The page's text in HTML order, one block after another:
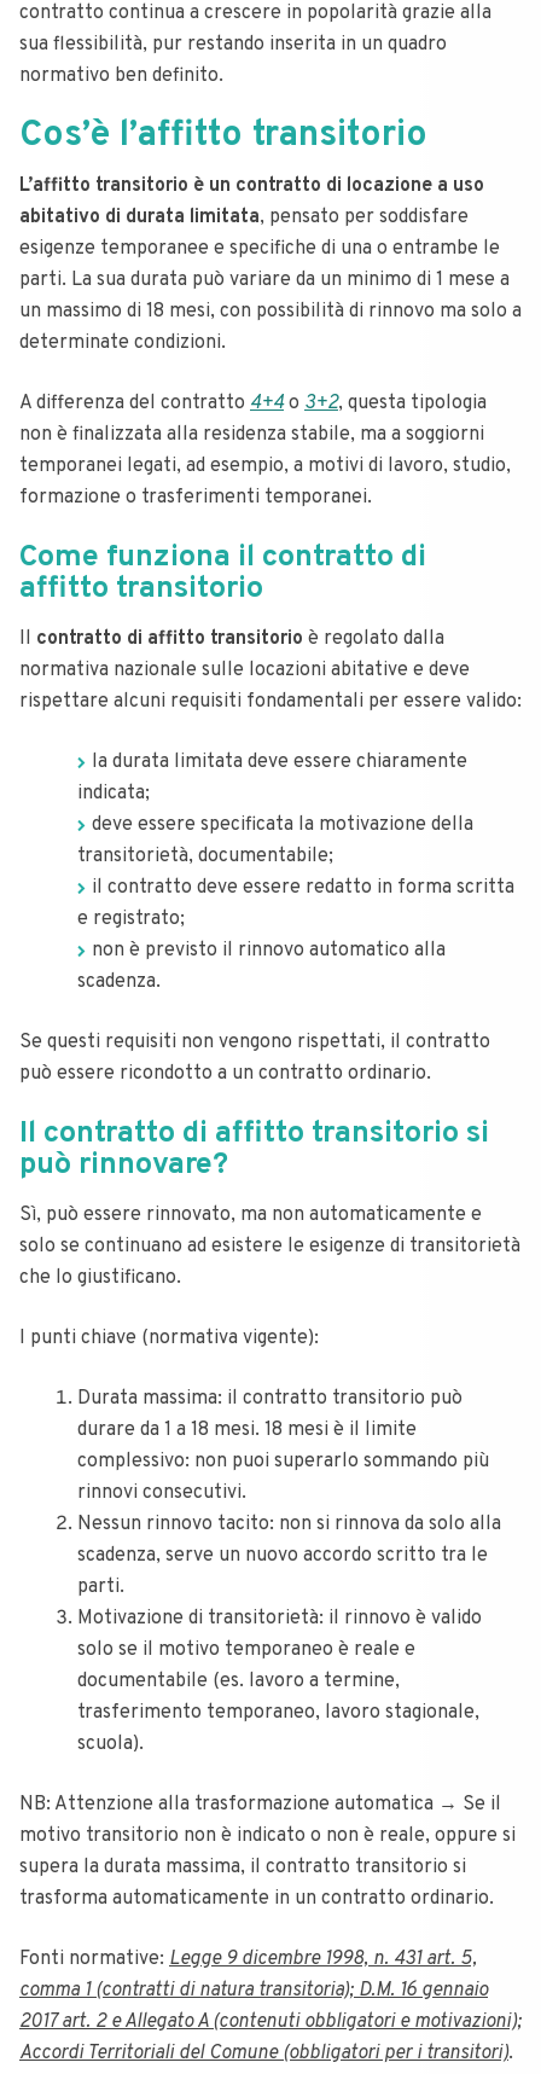
contratto continua a crescere in popolarità grazie alla
sua flessibilità, pur restando inserita in un quadro
normativo ben definito.
Cos’è l’affitto transitorio
L’affitto transitorio è un contratto di locazione a uso
abitativo di durata limitata, pensato per soddisfare
esigenze temporanee e specifiche di una o entrambe le
parti. La sua durata può variare da un minimo di 1 mese a
un massimo di 18 mesi, con possibilità di rinnovo ma solo a
determinate condizioni.
A differenza del contratto 4+4o 3+2, questa tipologia
non è finalizzata alla residenza stabile, ma a soggiorni
temporanei legati, ad esempio, a motivi di lavoro, studio,
formazione o trasferimenti temporanei.
Come funziona il contratto di
affitto transitorio
Il contratto di affitto transitorio è regolato dalla
normativa nazionale sulle locazioni abitative e deve
rispettare alcuni requisiti fondamentali per essere valido:
la durata limitata deve essere chiaramente
indicata;
deve essere specificata la motivazione della
transitorietà, documentabile;
il contratto deve essere redatto in forma scritta
e registrato;
non è previsto il rinnovo automatico alla
scadenza.
Se questi requisiti non vengono rispettati, il contratto
può essere ricondotto a un contratto ordinario.
Il contratto di affitto transitorio si
può rinnovare?
Sì, può essere rinnovato, ma non automaticamente e
solo se continuano ad esistere le esigenze di transitorietà
che lo giustificano.
I punti chiave (normativa vigente):
Durata massima: il contratto transitorio può
durare da 1 a 18 mesi. 18 mesi è il limite
complessivo: non puoi superarlo sommando più
rinnovi consecutivi.
Nessun rinnovo tacito: non si rinnova da solo alla
scadenza, serve un nuovo accordo scritto tra le
parti.
Motivazione di transitorietà: il rinnovo è valido
solo se il motivo temporaneo è reale e
documentabile (es. lavoro a termine,
trasferimento temporaneo, lavoro stagionale,
scuola).
NB: Attenzione alla trasformazione automatica → Se il
motivo transitorio non è indicato o non è reale, oppure si
supera la durata massima, il contratto transitorio si
trasforma automaticamente in un contratto ordinario.
Fonti normative: Legge 9 dicembre 1998, n. 431 art. 5,
comma 1 (contratti di natura transitoria); D.M. 16 gennaio
2017 art. 2 e Allegato A (contenuti obbligatori e motivazioni);
Accordi Territoriali del Comune (obbligatori per i transitori).